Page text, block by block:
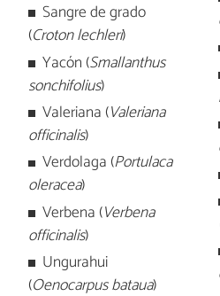
Sangre de grado
(Croton lechleri)
Yacón (Smallanthus
sonchifolius)
Valeriana (Valeriana
officinalis)
Verdolaga (Portulaca
oleracea)
Verbena (Verbena
officinalis)
Ungurahui
(Oenocarpus bataua)